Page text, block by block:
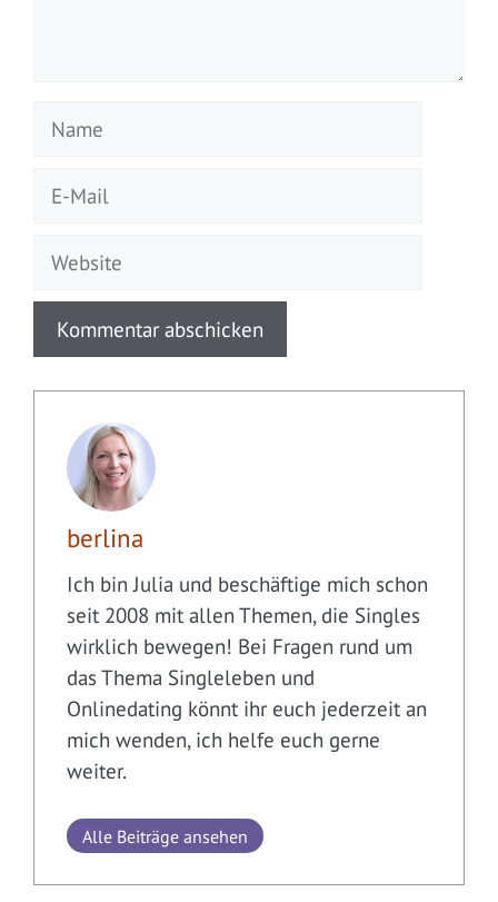
Name
Website
berlina
Ich bin Julia und beschäftige mich schon
seit 2008 mit allen Themen, die Singles
wirklich bewegen! Bei Fragen rund um
das Thema Singleleben und
Onlinedating könnt ihr euch jederzeit an
mich wenden, ich helfe euch gerne
weiter.
Alle Beiträge ansehen